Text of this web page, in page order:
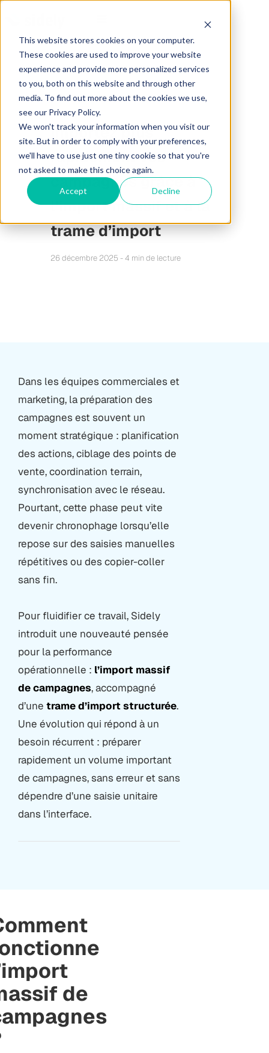
This website stores cookies on your computer.
These cookies are used to improve your website
experience and provide more personalized services
to you, both on this website and through other
media. To find out more about the cookies we use,
see our Privacy Policy.
We won't track your information when you visit our
site. But in order to comply with your preferences,
we'll have to use just one tiny cookie so that you're
not asked to make this choice again.
Accept Decline
Importez plus
rapidement vos
campagnes grâce à
l’import massif et à la
trame d’import
26 décembre 2025 - 4 min de lecture
Dans les équipes commerciales et
marketing, la préparation des
campagnes est souvent un
moment stratégique : planification
des actions, ciblage des points de
vente, coordination terrain,
synchronisation avec le réseau.
Pourtant, cette phase peut vite
devenir chronophage lorsqu’elle
repose sur des saisies manuelles
répétitives ou des copier-coller
sans fin.
Pour fluidifier ce travail, Sidely
introduit une nouveauté pensée
pour la performance
opérationnelle : l’import massif
de campagnes, accompagné
d’une trame d’import structurée.
Une évolution qui répond à un
besoin récurrent : préparer
rapidement un volume important
de campagnes, sans erreur et sans
dépendre d’une saisie unitaire
dans l’interface.
de